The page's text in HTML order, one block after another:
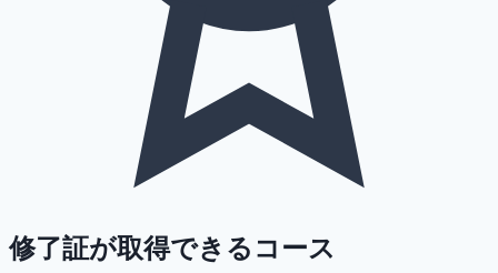
修了証が取得できるコース